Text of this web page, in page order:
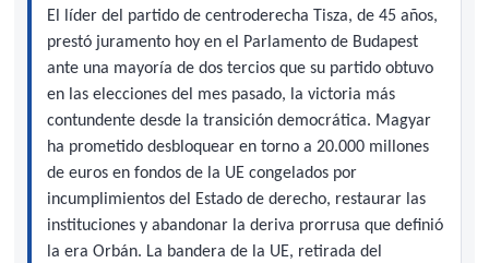
El líder del partido de centroderecha Tisza, de 45 años,
prestó juramento hoy en el Parlamento de Budapest
ante una mayoría de dos tercios que su partido obtuvo
en las elecciones del mes pasado, la victoria más
contundente desde la transición democrática. Magyar
ha prometido desbloquear en torno a 20.000 millones
de euros en fondos de la UE congelados por
incumplimientos del Estado de derecho, restaurar las
instituciones y abandonar la deriva prorrusa que definió
la era Orbán. La bandera de la UE, retirada del